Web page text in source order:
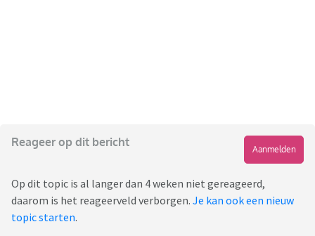
Reageer op dit bericht
Aanmelden
Op dit topic is al langer dan 4 weken niet gereageerd,
daarom is het reageerveld verborgen. Je kan ook een nieuw
topic starten.